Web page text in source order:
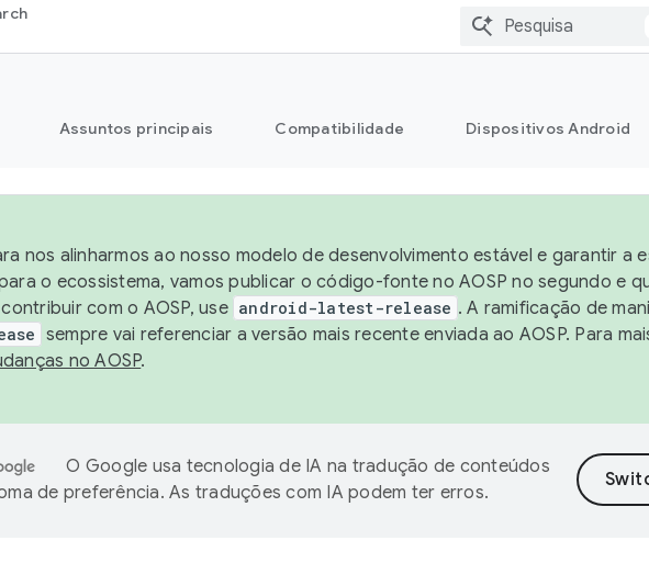
Assuntos principais Compatibilidade Dispositivos Android
nos alinharmos ao nosso modelo de desenvolvimento estável e garantir a
o ecossistema, vamos publicar o código-fonte no AOSP no segundo e
com o AOSP, use android-latest-release . A ramificação de
sempre vai referenciar a versão mais recente enviada ao AOSP. Para
no AOSP.
O Google usa tecnologia de IA na tradução de conteúdos
de preferência. As traduções com IA podem ter erros.